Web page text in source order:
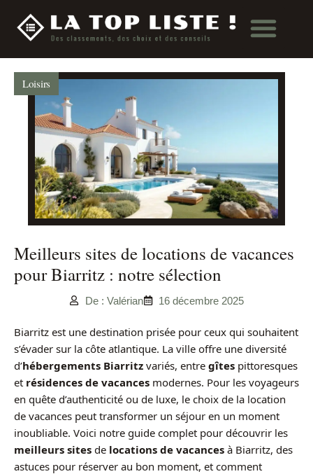
Loisirs
Meilleurs sites de locations de vacances
pour Biarritz : notre sélection
De : Valérian 16 décembre 2025
Biarritz est une destination prisée pour ceux qui souhaitent
s’évader sur la côte atlantique. La ville offre une diversité
d’hébergements Biarritz variés, entre gîtes pittoresques
et résidences de vacances modernes. Pour les voyageurs
en quête d’authenticité ou de luxe, le choix de la location
de vacances peut transformer un séjour en un moment
inoubliable. Voici notre guide complet pour découvrir les
meilleurs sites de locations de vacances à Biarritz, des
astuces pour réserver au bon moment, et comment